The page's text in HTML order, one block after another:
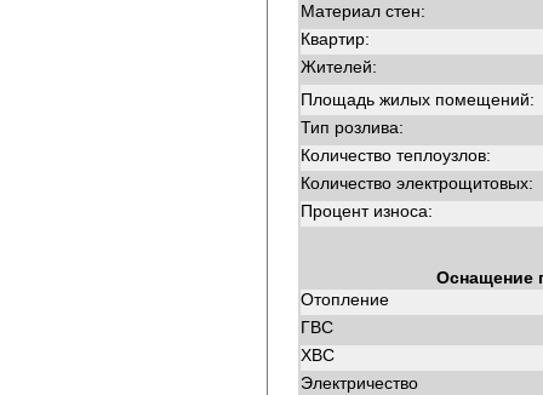
Материал стен:
Квартир:
Жителей:
Площадь жилых помещений:
Тип розлива:
Количество теплоузлов:
Количество электрощитовых:
Процент износа:
Оснащение
Отопление
ГВС
ХВС
Электричество